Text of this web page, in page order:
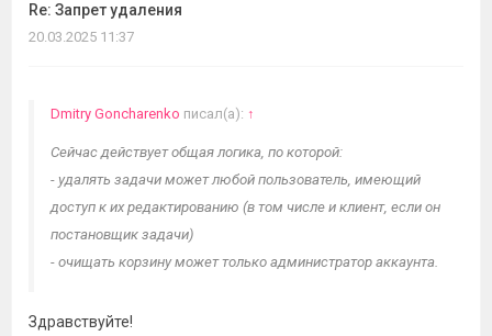
Re: Запрет удаления
20.03.2025 11:37
Dmitry Goncharenko писал(а): ↑
Сейчас действует общая логика, по которой:
- удалять задачи может любой пользователь, имеющий
доступ к их редактированию (в том числе и клиент, если он
постановщик задачи)
- очищать корзину может только администратор аккаунта.
Здравствуйте!